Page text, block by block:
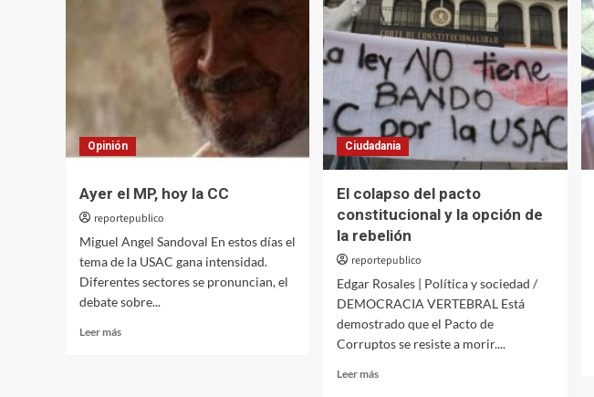
de
este
laberinto
universitario?
Opinión
Ayer el MP, hoy la CC
reportepublico
Miguel Angel Sandoval En estos días el
tema de la USAC gana intensidad.
Diferentes sectores se pronuncian, el
debate sobre...
Leer másLeer
Ciudadania
El colapso del pacto
constitucional y la opción de
la rebelión
reportepublico
Edgar Rosales | Política y sociedad /
DEMOCRACIA VERTEBRAL Está
demostrado que el Pacto de
Corruptos se resiste a morir....
Leer másLeer